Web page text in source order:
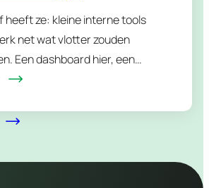
heeft ze: kleine interne tools
net wat vlotter zouden
Een dashboard hier, een
daar, een tool die wat